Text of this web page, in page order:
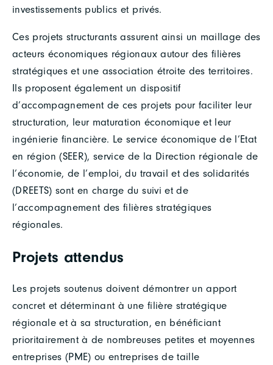
investissements publics et privés.
Ces projets structurants assurent ainsi un maillage des
acteurs économiques régionaux autour des filières
stratégiques et une association étroite des territoires.
Ils proposent également un dispositif
d’accompagnement de ces projets pour faciliter leur
structuration, leur maturation économique et leur
ingénierie financière. Le service économique de l’Etat
en région (SEER), service de la Direction régionale de
l’économie, de l’emploi, du travail et des solidarités
(DREETS) sont en charge du suivi et de
l’accompagnement des filières stratégiques
régionales.
Projets attendus
Les projets soutenus doivent démontrer un apport
concret et déterminant à une filière stratégique
régionale et à sa structuration, en bénéficiant
prioritairement à de nombreuses petites et moyennes
entreprises (PME) ou entreprises de taille